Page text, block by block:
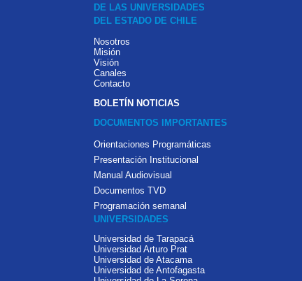
DE LAS UNIVERSIDADES
DEL ESTADO DE CHILE
Nosotros
Misión
Visión
Canales
Contacto
BOLETÍN NOTICIAS
DOCUMENTOS IMPORTANTES
Orientaciones Programáticas
Presentación Institucional
Manual Audiovisual
Documentos TVD
Programación semanal
UNIVERSIDADES
Universidad de Tarapacá
Universidad Arturo Prat
Universidad de Atacama
Universidad de Antofagasta